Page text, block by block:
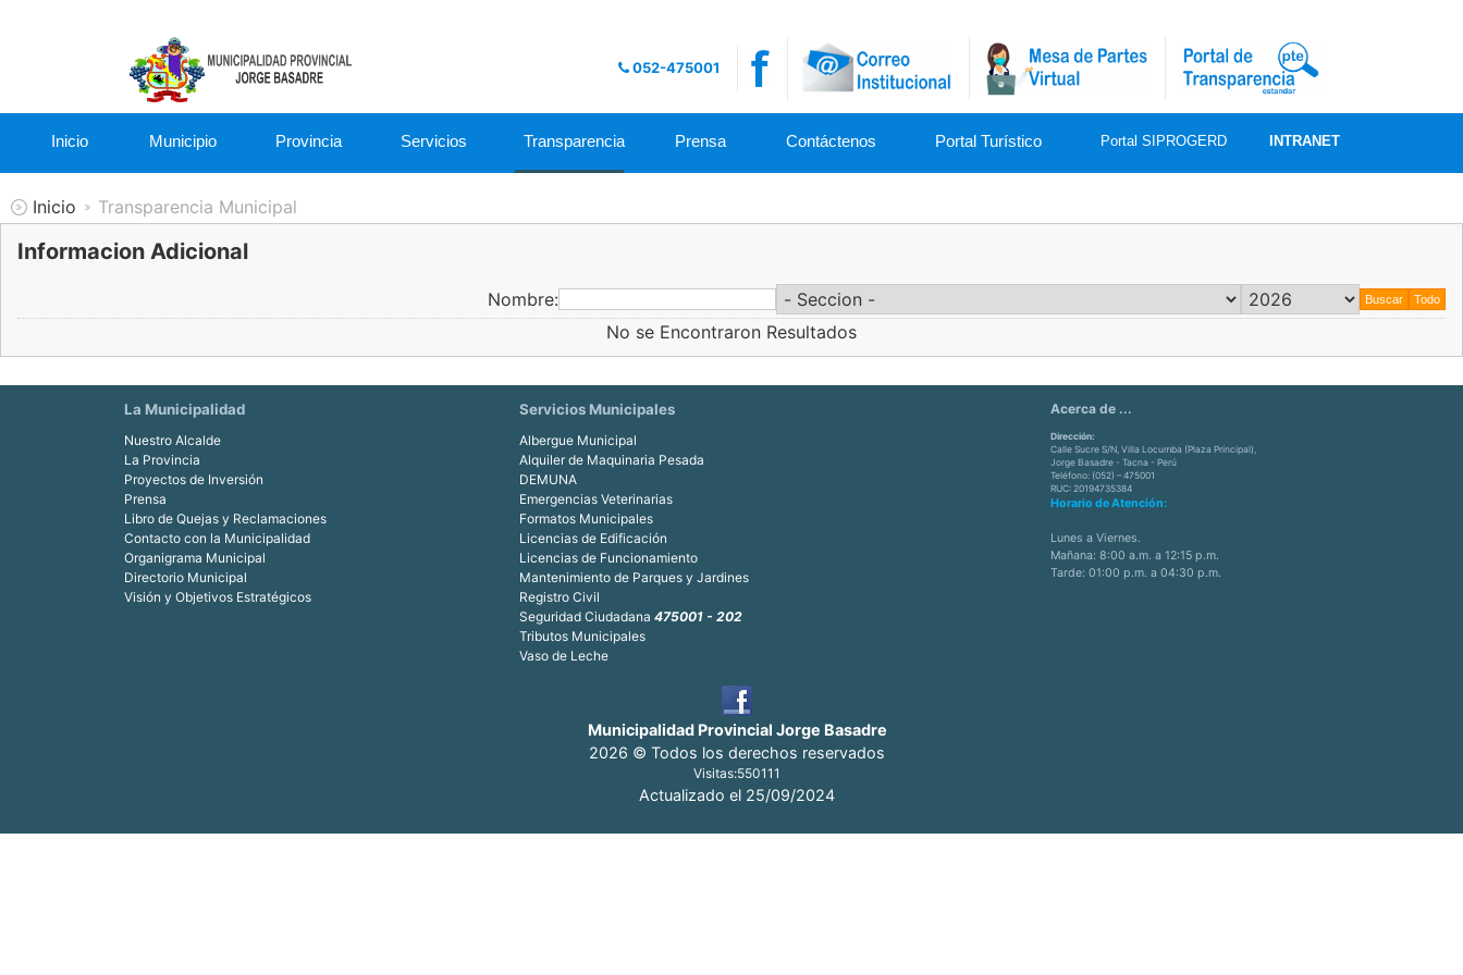
052-475001
Inicio Municipio Provincia Servicios Transparencia Prensa Contáctenos Portal Turístico Portal SIPROGERD INTRANET
Inicio Transparencia Municipal
Informacion Adicional
Nombre:
No se Encontraron Resultados
La Municipalidad
Nuestro Alcalde
La Provincia
Proyectos de Inversión
Prensa
Libro de Quejas y Reclamaciones
Contacto con la Municipalidad
Organigrama Municipal
Directorio Municipal
Visión y Objetivos Estratégicos
Servicios Municipales
Albergue Municipal
Alquiler de Maquinaria Pesada
DEMUNA
Emergencias Veterinarias
Formatos Municipales
Licencias de Edificación
Licencias de Funcionamiento
Mantenimiento de Parques y Jardines
Registro Civil
Seguridad Ciudadana 475001 - 202
Tributos Municipales
Vaso de Leche
Acerca de ...
Dirección:
Calle Sucre S/N, Villa Locumba (Plaza Principal),
Jorge Basadre - Tacna - Perú
Teléfono: (052) – 475001
RUC: 20194735384
Horario de Atención:
Lunes a Viernes.
Mañana: 8:00 a.m. a 12:15 p.m.
Tarde: 01:00 p.m. a 04:30 p.m.
Municipalidad Provincial Jorge Basadre
2026 © Todos los derechos reservados
Visitas:550111
Actualizado el 25/09/2024